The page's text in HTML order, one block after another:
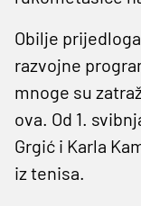
Obilje
razvojne
mnoge su
ova. Od 1.
Grgić i Karla
iz tenisa.